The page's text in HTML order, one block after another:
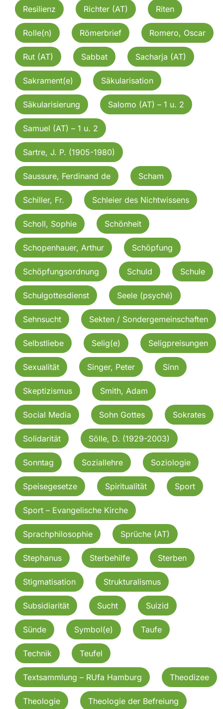
Resilienz Richter (AT) Riten
Rolle(n) Römerbrief Romero, Oscar
Rut (AT) Sabbat Sacharja (AT)
Sakrament(e) Säkularisation
Säkularisierung Salomo (AT) – 1 u. 2
Samuel (AT) – 1 u. 2
Sartre, J. P. (1905-1980)
Saussure, Ferdinand de Scham
Schiller, Fr. Schleier des Nichtwissens
Scholl, Sophie Schönheit
Schopenhauer, Arthur Schöpfung
Schöpfungsordnung Schuld Schule
Schulgottesdienst Seele (psyché)
Sehnsucht Sekten / Sondergemeinschaften
Selbstliebe Selig(e) Seligpreisungen
Sexualität Singer, Peter Sinn
Skeptizismus Smith, Adam
Social Media Sohn Gottes Sokrates
Solidarität Sölle, D. (1929-2003)
Sonntag Soziallehre Soziologie
Speisegesetze Spiritualität Sport
Sport – Evangelische Kirche
Sprachphilosophie Sprüche (AT)
Stephanus Sterbehilfe Sterben
Stigmatisation Strukturalismus
Subsidiarität Sucht Suizid
Sünde Symbol(e) Taufe
Technik Teufel
Textsammlung – RUfa Hamburg Theodizee
Theologie Theologie der Befreiung